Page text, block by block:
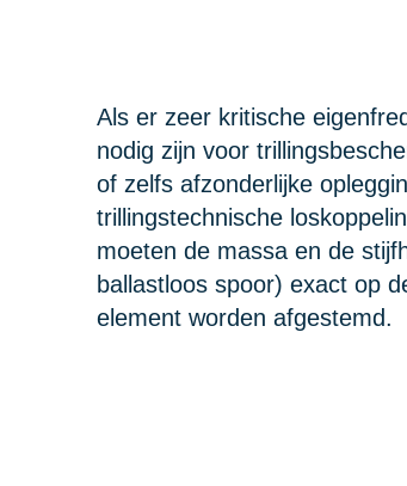
Als er zeer kritische
nodig zijn voor
of zelfs afzonderlijke
trillingstechnische
moeten de massa en de
ballastloos spoor) exact op
element worden afgestemd.